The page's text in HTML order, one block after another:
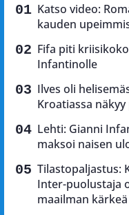
Katso video:
kauden
Fifa piti
Infantinolle
Ilves oli
Kroatiassa
Lehti: Gianni
maksoi naisen
Tilastopaljastus:
Inter-puolustaja
maailman kärkeä